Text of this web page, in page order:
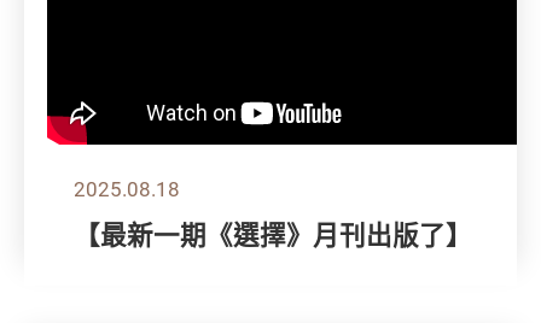
2025.08.18
【最新一期《選擇》月刊出版了】